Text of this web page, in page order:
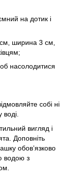
на дотик і
ширина 3 см,
насолодитися
собі ні
вигляд і
Доповніть
обов’язково
водою з